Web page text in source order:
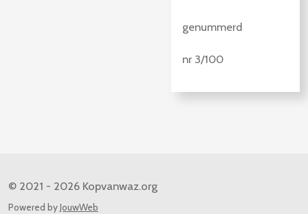
genummerd
nr 3/100
© 2021 - 2026 Kopvanwaz.org
Powered byJouwWeb